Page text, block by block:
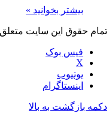
بیشتر بخوانید »
تمام حقوق این سایت
فیس بوک
X
یوتیوب
اینستاگرام
دکمه بازگشت به بالا